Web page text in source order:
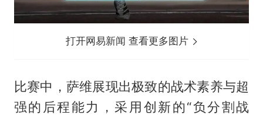
打开网易新闻 查看更多图片
比赛中，萨维展现出极致的战术素养与超
强的后程能力，采用创新的“负分割战